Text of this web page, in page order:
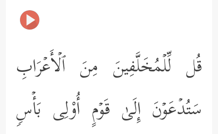
قُل لِّلۡمُخَلَّفِینَ مِنَ ٱلۡأَعۡرَابِ
سَتُدۡعَوۡنَ إِلَىٰ قَوۡمٍ أُوْلِی بَأۡسࣲ